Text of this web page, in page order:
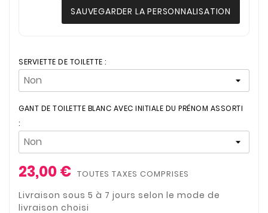
SAUVEGARDER LA PERSONNALISATION
SERVIETTE DE TOILETTE :
GANT DE TOILETTE BLANC AVEC INITIALE DU PRÉNOM ASSORTI
:
23,00 € TOUTES TAXES COMPRISES
Livraison sous 5 à 7 jours selon le mode de
livraison choisi